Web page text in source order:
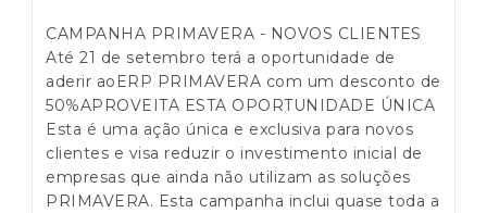
CAMPANHA PRIMAVERA - NOVOS CLIENTES
Até 21 de setembro terá a oportunidade de
aderir aoERP PRIMAVERA com um desconto de
50%APROVEITA ESTA OPORTUNIDADE ÚNICA
Esta é uma ação única e exclusiva para novos
clientes e visa reduzir o investimento inicial de
empresas que ainda não utilizam as soluções
PRIMAVERA. Esta campanha inclui quase toda a